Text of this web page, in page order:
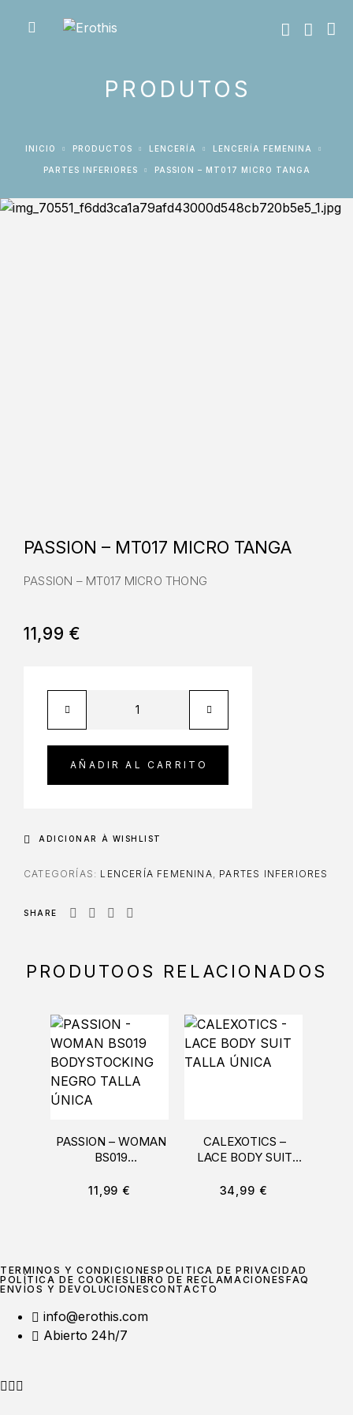
PRODUTOS
INICIO PRODUCTOS LENCERÍA LENCERÍA FEMENINA
PARTES INFERIORES PASSION – MT017 MICRO TANGA
PASSION – MT017 MICRO TANGA
PASSION – MT017 MICRO THONG
11,99 €
AÑADIR AL CARRITO
ADICIONAR À WISHLIST
CATEGORÍAS: LENCERÍA FEMENINA, PARTES INFERIORES
SHARE
PRODUTOOS RELACIONADOS
PASSION – WOMAN
BS019
NEGRO TALLA
11,99 €
CALEXOTICS –
LACE BODY SUIT
34,99 €
TÉRMINOS Y CONDICIONESPOLÍTICA DE PRIVACIDAD
POLÍTICA DE COOKIES LIBRO DE RECLAMACIONES FAQ
ENVÍOS Y DEVOLUCIONES CONTACTO
info@erothis.com
Abierto 24h/7